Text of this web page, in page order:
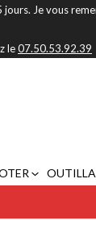
Je vous
le07.50.53.92.39